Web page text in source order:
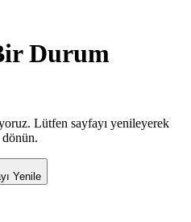
Durum
Lütfen sayfayı yenileyerek
Yenile